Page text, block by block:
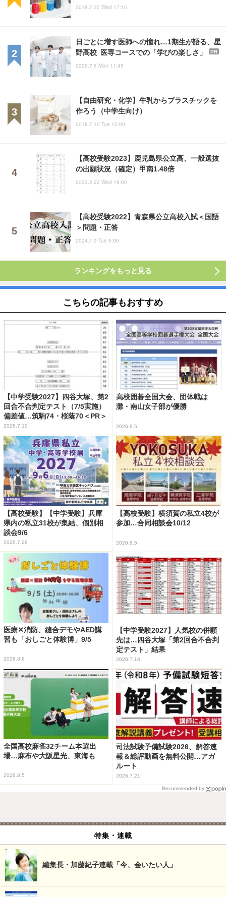
2018.7.25 Wed 17:15
日ごとに増す医師への憧れ…1期生が語る、星
野高校 医専コースでの「学びの楽しさ」
PR
2026.7.6 Mon 11:45
【自由研究・化学】牛乳からプラスチックを
作ろう（中学生向け）
2018.7.10 Tue 15:00
【高校受験2023】鹿児島県公立高、一般選抜
の出願状況（確定）甲南1.48倍
2023.2.22 Wed 19:00
【高校受験2022】青森県公立高校入試＜国語
＞問題・正答
2024.1.9 Tue 9:00
ランキングをもっと見る
こちらの記事もおすすめ
【中学受験2027】四谷大塚、第2
回合不合判定テスト（7/5実施）
偏差値…筑駒74・桜蔭70＜PR＞
2026.7.10
高校囲碁全国大会、団体戦は
灘・南山女子部が優勝
2026.8.5
【高校受験】【中学受験】兵庫
県内の私立31校が集結、個別相
談会9/6
2026.7.28
【高校受験】横須賀の私立4校が
参加…合同相談会10/12
2026.8.5
医療✕消防、縫合デモやAED講
習も「おしごと体験博」9/5
2026.8.6
【中学受験2027】人気校の併願
先は…四谷大塚「第2回合不合判
定テスト」結果
2026.7.16
全国高校麻雀32チーム本選出
場…麻布や大阪星光、東海も
2026.8.5
司法試験予備試験2026、解答速
報＆総評動画を無料公開…アガ
ルート
2026.7.21
Recommended by
特集・連載
編集長・加藤紀子連載「今、会いたい人」